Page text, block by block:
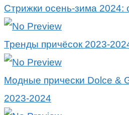
Стрижки осень-зима 2024:
Тренды причёсок 2023-
Модные прически Dolce &
2023-2024